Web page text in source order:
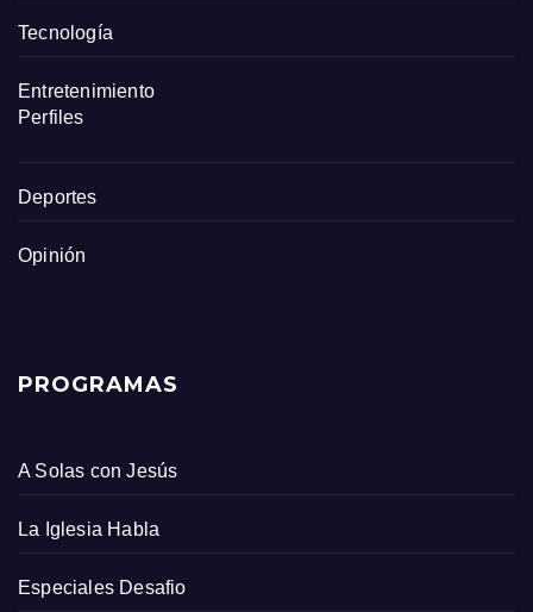
Tecnología
Entretenimiento
Perfiles
Deportes
Opinión
PROGRAMAS
A Solas con Jesús
La Iglesia Habla
Especiales Desafio